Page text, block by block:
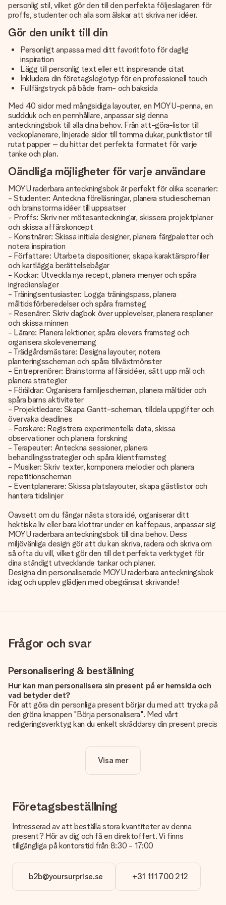
personlig stil, vilket gör den till den perfekta följeslagaren för
proffs, studenter och alla som älskar att skriva ner idéer.
Gör den unikt till din
Personligt anpassa med ditt favoritfoto för daglig
inspiration
Lägg till personlig text eller ett inspirerande citat
Inkludera din företagslogotyp för en professionell touch
Fullfärgstryck på både fram- och baksida
Med 40 sidor med mångsidiga layouter, en MOYU-penna, en
suddduk och en pennhållare, anpassar sig denna
anteckningsbok till alla dina behov. Från att-göra-listor till
veckoplanerare, linjerade sidor till tomma dukar, punktlistor till
rutat papper – du hittar det perfekta formatet för varje
tanke och plan.
Oändliga möjligheter för varje användare
MOYU raderbara anteckningsbok är perfekt för olika scenarier:
- Studenter: Anteckna föreläsningar, planera studiescheman
och brainstorma idéer till uppsatser
- Proffs: Skriv ner mötesanteckningar, skissera projektplaner
och skissa affärskoncept
- Konstnärer: Skissa initiala designer, planera färgpaletter och
notera inspiration
- Författare: Utarbeta dispositioner, skapa karaktärsprofiler
och kartlägga berättelsebågar
- Kockar: Utveckla nya recept, planera menyer och spåra
ingredienslager
- Träningsentusiaster: Logga träningspass, planera
måltidsförberedelser och spåra framsteg
- Resenärer: Skriv dagbok över upplevelser, planera resplaner
och skissa minnen
- Lärare: Planera lektioner, spåra elevers framsteg och
organisera skolevenemang
- Trädgårdsmästare: Designa layouter, notera
planteringsscheman och spåra tillväxtmönster
- Entreprenörer: Brainstorma affärsidéer, sätt upp mål och
planera strategier
- Föräldrar: Organisera familjescheman, planera måltider och
spåra barns aktiviteter
- Projektledare: Skapa Gantt-scheman, tilldela uppgifter och
övervaka deadlines
- Forskare: Registrera experimentella data, skissa
observationer och planera forskning
- Terapeuter: Anteckna sessioner, planera
behandlingsstrategier och spåra klientframsteg
- Musiker: Skriv texter, komponera melodier och planera
repetitionscheman
- Eventplanerare: Skissa platslayouter, skapa gästlistor och
hantera tidslinjer
Oavsett om du fångar nästa stora idé, organiserar ditt
hektiska liv eller bara klottrar under en kaffepaus, anpassar sig
MOYU raderbara anteckningsbok till dina behov. Dess
miljövänliga design gör att du kan skriva, radera och skriva om
så ofta du vill, vilket gör den till det perfekta verktyget för
dina ständigt utvecklande tankar och planer.
Designa din personaliserade MOYU raderbara anteckningsbok
idag och upplev glädjen med obegränsat skrivande!
Frågor och svar
Personalisering & beställning
Hur kan man personalisera sin present på er hemsida och
vad betyder det?
För att göra din personliga present börjar du med att trycka på
den gröna knappen "Börja personalisera". Med vårt
redigeringsverktyg kan du enkelt skräddarsy din present precis
Kostar det något extra att personalisera sin present?
Hur vet jag att min bild har tillräckligt hög kvalitet?
det viktigt att använda foton av hög kvalitet. Om du är osäker
på kvaliteten på din bild kan du kontakta vår kundtjänst och
bifoga ditt foto tillsammans med den gåva du är intresserad
Vilket format kan jag ladda upp?
Du kan ladda upp filer i JPG och PNG-format. Är detta för
Visa mer
Företagsbeställning
Intresserad av att beställa stora kvantiteter av denna
present? Hör av dig och få en direktoffert. Vi finns
tillgängliga på kontorstid från 8:30 - 17:00
b2b@yoursurprise.se +31 111 700 212